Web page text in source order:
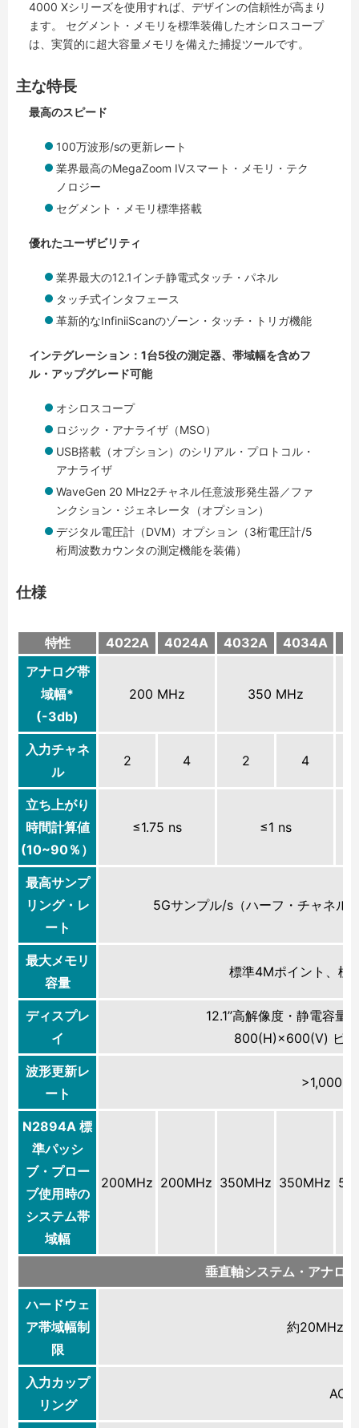
4000 Xシリーズを使用すれば、デザインの信頼性が高まり
ます。 セグメント・メモリを標準装備したオシロスコープ
は、実質的に超大容量メモリを備えた捕捉ツールです。
主な特長
最高のスピード
100万波形/sの更新レート
業界最高のMegaZoom IVスマート・メモリ・テク
ノロジー
セグメント・メモリ標準搭載
優れたユーザビリティ
業界最大の12.1インチ静電式タッチ・パネル
タッチ式インタフェース
革新的なInfiniiScanのゾーン・タッチ・トリガ機能
インテグレーション：1台5役の測定器、帯域幅を含めフ
ル・アップグレード可能
オシロスコープ
ロジック・アナライザ（MSO）
USB搭載（オプション）のシリアル・プロトコル・
アナライザ
WaveGen 20 MHz2チャネル任意波形発生器／ファ
ンクション・ジェネレータ（オプション）
デジタル電圧計（DVM）オプション（3桁電圧計/5
桁周波数カウンタの測定機能を装備）
仕様
特性 4022A 4024A 4032A 4034A
アナログ帯
域幅*
(-3db)
200 MHz 350 MHz
入力チャネ
ル
2 4 2 4
立ち上がり
時間計算値
(10~90％）
≤1.75 ns ≤1 ns
最高サンプ
リング・レ
ート
5Gサンプル/s（ハーフ・チャネル
最大メモリ
容量
標準4Mポイント、標
ディスプレ
イ
12.1”高解像度・静電容量
800(H)×600(V) ピク
波形更新レ
ート
N2894A 標
準パッシ
ブ・プロー
ブ使用時の
システム帯
域幅
200MHz 200MHz 350MHz 350MHz
垂直軸システム・アナロ
ハードウェ
ア帯域幅制
限
約20MHz（
入力カップ
リング
AC